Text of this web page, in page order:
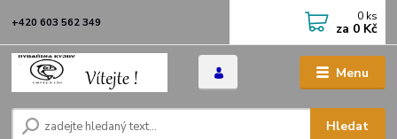
Menu
Hledat
+420 603 562 349 0 ks
za 0 Kč